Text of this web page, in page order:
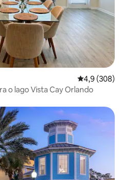
4,9 de uma
4,9 (308)
o lago Vista Cay Orlando